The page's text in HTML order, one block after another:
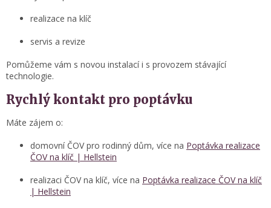
realizace na klíč
servis a revize
Pomůžeme vám s novou instalací i s provozem stávající
technologie.
Rychlý kontakt pro poptávku
Máte zájem o:
domovní ČOV pro rodinný dům, více na Poptávka realizace
ČOV na klíč | Hellstein
realizaci ČOV na klíč, více na Poptávka realizace ČOV na klíč
| Hellstein